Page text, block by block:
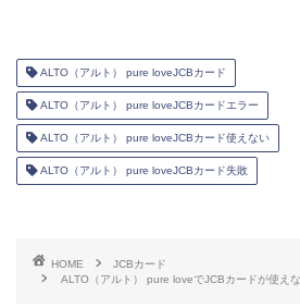
ALTO（アルト） pure loveJCBカード
ALTO（アルト） pure loveJCBカードエラー
ALTO（アルト） pure loveJCBカード使えない
ALTO（アルト） pure loveJCBカード失敗
HOME
JCBカード
ALTO（アルト） pure loveでJCBカードが使え